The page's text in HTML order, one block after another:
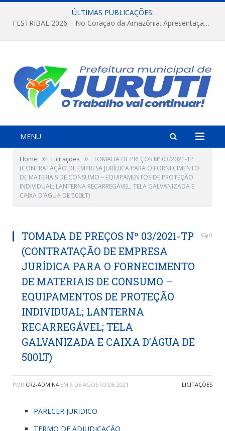
ÚLTIMAS PUBLICAÇÕES:
FESTRIBAL 2026 – No Coração da Amazônia. Apresentação da Munduruku.
MENU
Home » Licitações »
TOMADA DE PREÇOS Nº 03/2021-TP
(CONTRATAÇÃO DE EMPRESA JURÍDICA PARA O FORNECIMENTO
DE MATERIAIS DE CONSUMO – EQUIPAMENTOS DE PROTEÇÃO
INDIVIDUAL; LANTERNA RECARREGÁVEL; TELA GALVANIZADA E
CAIXA D’ÁGUA DE 500LT)
TOMADA DE PREÇOS Nº 03/2021-TP
(CONTRATAÇÃO DE EMPRESA
JURÍDICA PARA O FORNECIMENTO
DE MATERIAIS DE CONSUMO –
EQUIPAMENTOS DE PROTEÇÃO
INDIVIDUAL; LANTERNA
RECARREGÁVEL; TELA
GALVANIZADA E CAIXA D’ÁGUA DE
500LT)
0
POR CR2-ADMIN4 EM 9 DE AGOSTO DE 2021 LICITAÇÕES
PARECER JURIDICO
TERMO DE ADJUDICAÇÃO